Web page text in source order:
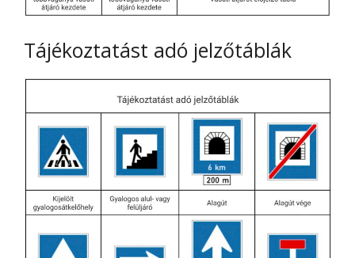
Tájékoztatást adó jelzőtáblák